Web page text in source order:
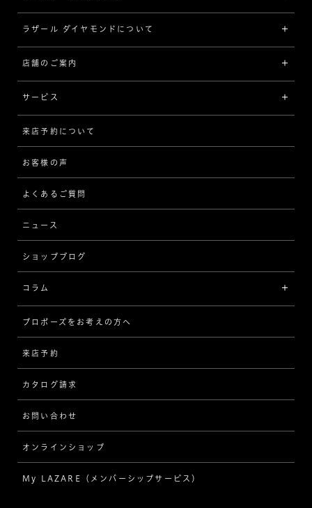
[素材から選ぶ]
プラチナ
イエローゴールド
コンビネーション
[フォルムから選ぶ]
ストレート
ウェーブ
V字
[セッテイングから選ぶ]
ソリテール
ワンサイドメレ
ダブルサイドメレ
ラインメレ
人気の婚約指輪
結婚指輪（マリッジリング）
ジュエリーコレクショントップ
ジュエリー一覧
リング
ネックレス/ペンダント
ピアス/イヤリング
ブレスレット
ラザール ダイヤモンドについて
ラザール ダイヤモンドについて
品質
歴史
企業の取り組み
店舗のご案内
サービス
サービスについて
アフターサービス
MESSAGE IN DIAMOND
品質保証
ブライダルアイテム
来店予約について
お客様の声
よくあるご質問
ニュース
ショップブログ
コラム
インタビュー
指輪
ダイヤモンド
プロポーズ
結婚式
プロポーズをお考えの方へ
来店予約
カタログ請求
お問い合わせ
オンラインショップ
My LAZARE（メンバーシップサービス）